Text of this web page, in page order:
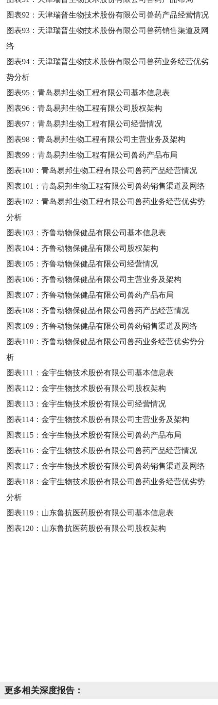
图表92： 天津瑞普生物技术股份有限公司兽药产品经营情况
图表93： 天津瑞普生物技术股份有限公司兽药销售渠道及网
络
图表94： 天津瑞普生物技术股份有限公司兽药业务经营优劣
势分析
图表95：青岛易邦生物工程有限公司基本信息表
图表96：青岛易邦生物工程有限公司股权架构
图表97：青岛易邦生物工程有限公司经营情况
图表98：青岛易邦生物工程有限公司主营业务及架构
图表99：青岛易邦生物工程有限公司兽药产品布局
图表100：青岛易邦生物工程有限公司兽药产品经营情况
图表101：青岛易邦生物工程有限公司兽药销售渠道及网络
图表102：青岛易邦生物工程有限公司兽药业务经营优劣势
分析
图表103：齐鲁动物保健品有限公司基本信息表
图表104：齐鲁动物保健品有限公司股权架构
图表105：齐鲁动物保健品有限公司经营情况
图表106：齐鲁动物保健品有限公司主营业务及架构
图表107：齐鲁动物保健品有限公司兽药产品布局
图表108：齐鲁动物保健品有限公司兽药产品经营情况
图表109：齐鲁动物保健品有限公司兽药销售渠道及网络
图表110：齐鲁动物保健品有限公司兽药业务经营优劣势分
析
图表111：金宇生物技术股份有限公司基本信息表
图表112：金宇生物技术股份有限公司股权架构
图表113：金宇生物技术股份有限公司经营情况
图表114：金宇生物技术股份有限公司主营业务及架构
图表115：金宇生物技术股份有限公司兽药产品布局
图表116：金宇生物技术股份有限公司兽药产品经营情况
图表117：金宇生物技术股份有限公司兽药销售渠道及网络
图表118：金宇生物技术股份有限公司兽药业务经营优劣势
分析
图表119： 山东鲁抗医药股份有限公司基本信息表
图表120： 山东鲁抗医药股份有限公司股权架构
更多相关深度报告：